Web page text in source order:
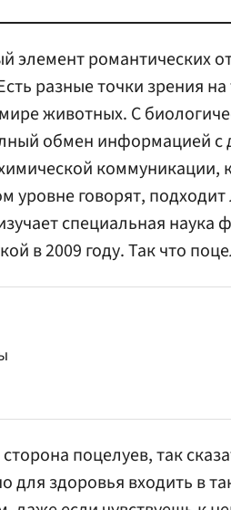
элемент романтических
разные точки зрения
животных. С
обмен информацией с
коммуникации,
уровне говорят,
специальная наука
в 2009 году. Так что
поцелуев, так
для здоровья входить в